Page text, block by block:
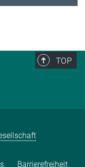
TOP
Barrierefreiheit